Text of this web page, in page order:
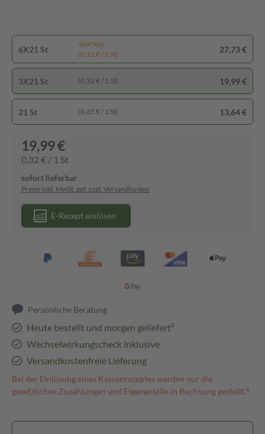
6X21 St
Spartipp
(0,22 € / 1 St)
27,73 €
3X21 St (0,32 € / 1 St) 19,99 €
21 St (0,65 € / 1 St) 13,64 €
19,99 €
0,32 € / 1 St
sofort lieferbar
Preise inkl. MwSt. ggf. zzgl. Versandkosten
E-Rezept einlösen
Persönliche Beratung
Heute bestellt und morgen geliefert³
Wechselwirkungscheck inklusive
Versandkostenfreie Lieferung
Bei der Einlösung eines Kassenrezeptes werden nur die
gesetzlichen Zuzahlungen und Eigenanteile in Rechnung gestellt.⁴